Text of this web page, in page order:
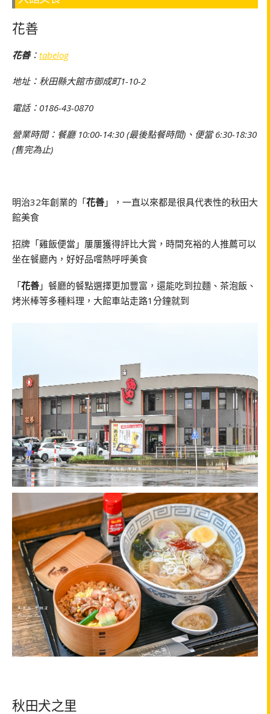
花善
花善： tabelog
地址：秋田縣大館市御成町1-10-2
電話：0186-43-0870
營業時間：餐廳 10:00-14:30 (最後點餐時間)、便當 6:30-18:30
(售完為止)
明治32年創業的「花善 」，一直以來都是很具代表性的秋田大
館美食
招牌「雞飯便當」屢屢獲得評比大賞，時間充裕的人推薦可以
坐在餐廳內，好好品嚐熱呼呼美食
「花善 」餐廳的餐點選擇更加豐富，還能吃到拉麵、茶泡飯、
烤米棒等多種料理，大館車站走路1分鐘就到
秋田犬之里